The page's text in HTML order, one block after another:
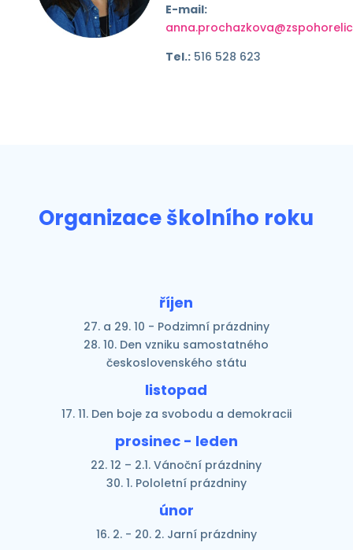
E-mail:
Tel.:516 528 623
Organizace školního roku
říjen
27. a 29. 10 - Podzimní prázdniny
28. 10. Den vzniku samostatného
československého státu
listopad
17. 11. Den boje za svobodu a demokracii
prosinec - leden
22. 12 – 2.1. Vánoční prázdniny
30. 1. Pololetní prázdniny
únor
16. 2. - 20. 2. Jarní prázdniny